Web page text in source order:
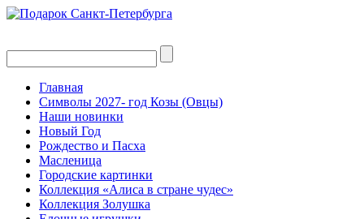
Главная
Символы 2027- год Козы (Овцы)
Наши новинки
Новый Год
Рождество и Пасха
Масленица
Городские картинки
Коллекция «Алиса в стране чудес»
Коллекция Золушка